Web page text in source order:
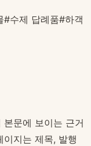
#수제 답례품#하객
문에 보이는 근거
지는 제목, 발행